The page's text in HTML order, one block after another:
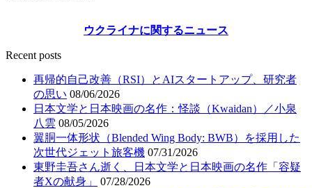
ウクライナに関するニュース
Recent posts
再帰的自己改善（RSI）とAIスタートアップ、研究者
の思い 08/06/2026
日本文学と日本映画の名作：怪談（Kwaidan）／小泉
八雲 08/05/2026
翼胴一体形状（Blended Wing Body: BWB）を採用した
次世代ジェット旅客機 07/31/2026
東野圭吾さん逝く、日本文学と日本映画の名作「容疑
者Xの献身」
07/28/2026